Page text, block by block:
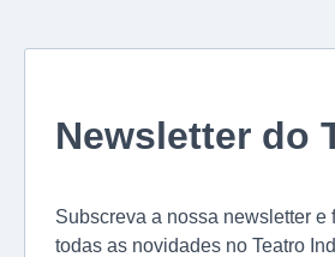
Newsletter do
Subscreva a nossa newsletter e
todas as novidades no Teatro